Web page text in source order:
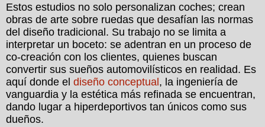
Estos estudios no solo personalizan coches; crean
obras de arte sobre ruedas que desafían las normas
del diseño tradicional. Su trabajo no se limita a
interpretar un boceto: se adentran en un proceso de
co-creación con los clientes, quienes buscan
convertir sus sueños automovilísticos en realidad. Es
aquí donde el diseño conceptual, la ingeniería de
vanguardia y la estética más refinada se encuentran,
dando lugar a hiperdeportivos tan únicos como sus
dueños.